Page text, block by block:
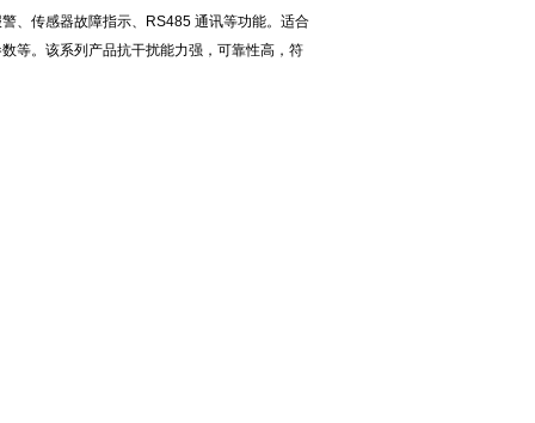
、传感器故障指示、RS485 通讯等功能。适合
等。该系列产品抗干扰能力强，可靠性高，符